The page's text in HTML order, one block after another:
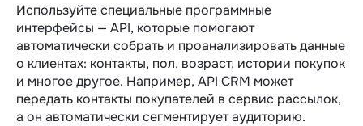
Используйте специальные программные
интерфейсы — API, которые помогают
автоматически собрать и проанализировать данные
о клиентах: контакты, пол, возраст, истории покупок
и многое другое. Например, API CRM может
передать контакты покупателей в сервис рассылок,
а он автоматически сегментирует аудиторию.